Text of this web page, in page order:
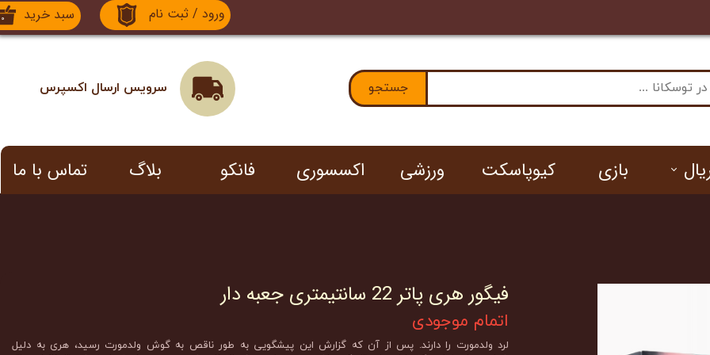
جستجو سرویس ارسال اکسپرس
۰ سبد خرید ورود / ثبت نام
تغییر گذر واژه
سفارشات
خروج از حساب کاربری
بازی کیوپاسکت ورزشی اکسسوری فانکو بلاگ تماس با ما
فیگور هری پاتر 22 سانتیمتری جعبه دار
اتمام موجودی
لرد ولدمورت را دارند. پس از آن که گزارش این پیشگویی به طور ناقص به گوش ولدمورت رسید، هری به دلیل